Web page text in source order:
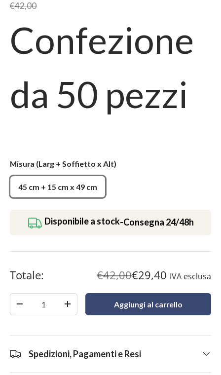
€42,00
Confezione
da 50 pezzi
Misura (Larg + Soffietto x Alt)
45 cm + 15 cm x 49 cm
Disponibile a stock-Consegna 24/48h
Totale: €42,00€29,40 IVA esclusa
+ Aggiungi al carrello
Spedizioni, Pagamenti e Resi